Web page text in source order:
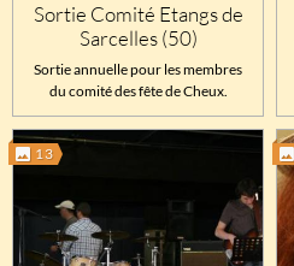
Sortie Comité Etangs de
Sarcelles (50)
Sortie annuelle pour les membres
du comité des fête de Cheux.
13